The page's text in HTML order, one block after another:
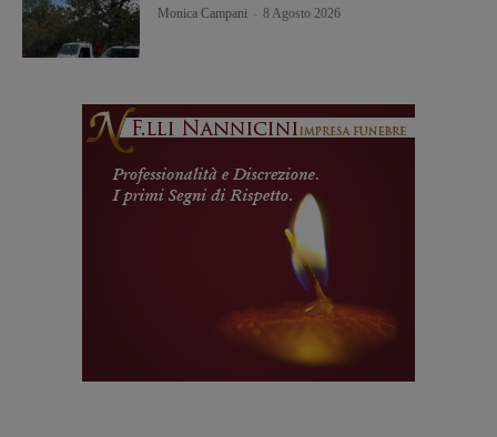
Monica Campani 8 Agosto 2026